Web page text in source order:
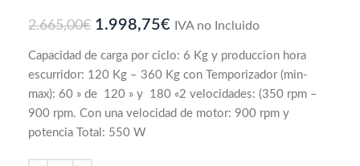
2.665,00€ 1.998,75€ IVA no Incluido
Capacidad de carga por ciclo: 6 Kg y produccion hora
escurridor: 120 Kg – 360 Kg con Temporizador (min-
max): 60 » de 120 » y 180 «2 velocidades: (350 rpm –
900 rpm. Con una velocidad de motor: 900 rpm y
potencia Total: 550 W